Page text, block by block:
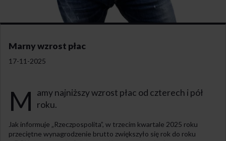
Marny wzrost płac
17-11-2025
M
amy najniższy wzrost płac od czterech i pół
roku.
Jak informuje „Rzeczpospolita”, w trzecim kwartale 2025 roku
przeciętne wynagrodzenie brutto zwiększyło się rok do roku